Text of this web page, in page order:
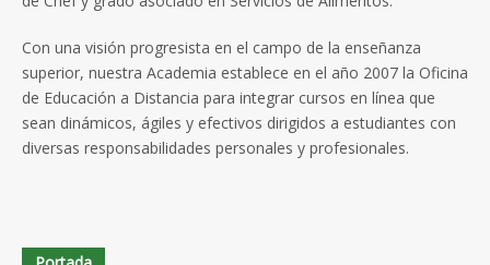
Con una visión progresista en el campo de la enseñanza
superior, nuestra Academia establece en el año 2007 la Oficina
de Educación a Distancia para integrar cursos en línea que
sean dinámicos, ágiles y efectivos dirigidos a estudiantes con
diversas responsabilidades personales y profesionales.